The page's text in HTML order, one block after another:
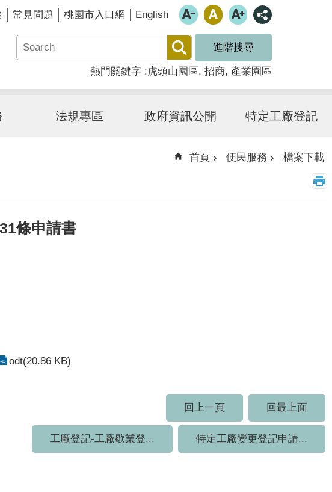
常見問題 桃園市入口網 English
進階搜尋
熱門關鍵字 虎頭山園區 招商 產業園區
法規專區 政府資訊公開 特定工廠登記
首頁 便民服務 檔案下載
條申請書
odt(20.86 KB)
回上一頁
回最上面
工廠登記-工廠歇業登... 特定工廠變更登記申請...